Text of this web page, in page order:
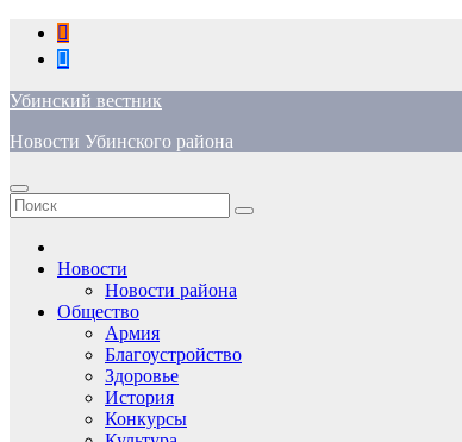
Перейти
содержимому
Убинский вестник
Новости Убинского района
Новости
Новости района
Общество
Армия
Благоустройство
Здоровье
История
Конкурсы